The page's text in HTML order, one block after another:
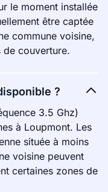
le moment installée
être captée
commune voisine,
de couverture.
?
3.5 Ghz)
à Loupmont. Les
située à moins
voisine peuvent
certaines zones de